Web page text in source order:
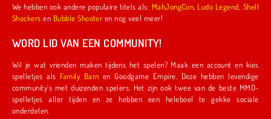
We hebben ook andere populaire titels als: MahJongCon Ludo Legend Shell
Shockers en Bubble Shooter en nog veel meer!
WORD LID VAN EEN COMMUNITY!
Wil je wat vrienden maken tijdens het spelen? Maak een account en kies
spelletjes als
Family Barn en Goodgame Empire. Deze hebben levendige
community's met duizenden spelers. Het zijn ook twee van de beste MMO-
spelletjes aller tijden en ze hebben een heleboel te gekke sociale
onderdelen.